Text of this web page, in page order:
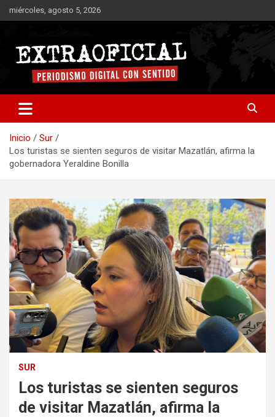
Saltar
al
miércoles, agosto 5, 2026
Extraoficial
Inicio
Sur
Los turistas se sienten seguros de visitar Mazatlán, afirma la
gobernadora Yeraldine Bonilla
SUR
Los turistas se sienten seguros
de visitar Mazatlán, afirma la